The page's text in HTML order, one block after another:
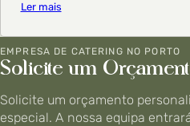
Ler mais
Solicite um
EMPRESA DE CATERING NO PORTO
Solicite um orçamento
especial. A nossa equipa